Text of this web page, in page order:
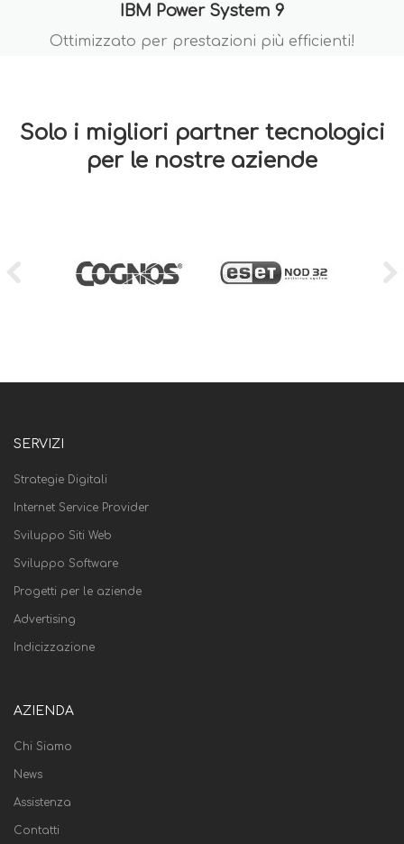
IBM Power System 9
Ottimizzato per prestazioni più efficienti!
Solo i migliori partner tecnologici
per le nostre aziende
SERVIZI
Strategie Digitali
Internet Service Provider
Sviluppo Siti Web
Sviluppo Software
Progetti per le aziende
Advertising
Indicizzazione
AZIENDA
Chi Siamo
News
Assistenza
Contatti